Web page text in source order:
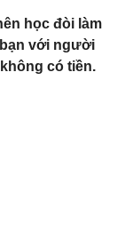
học đòi làm
với người
có tiền.